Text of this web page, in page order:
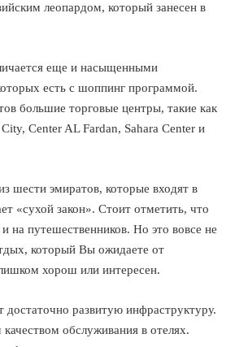
леопардом, который занесен в
еще и насыщенными
есть с шоппинг программой.
большие торговые центры, такие как
Center AL Fardan, Sahara Center и
шести эмиратов, которые входят в
«сухой закон». Стоит отметить, что
на путешественников. Но это вовсе не
который Вы ожидаете от
хорош или интересен.
развитую инфраструктуру.
обслуживания в отелях.